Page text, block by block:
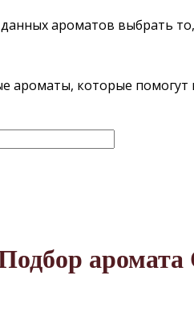
ароматов выбрать
ароматы, которые помогут
аромата